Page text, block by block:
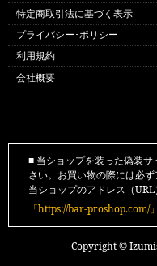
特定商取引法に基づく表示
プライバシー･ポリシー
利用規約
会社概要
■ 当ショップを装った偽装
さい。お買い物の際には必
当ショップのアドレス（URL
「https://bar-proshop.com/」
Copyright ©